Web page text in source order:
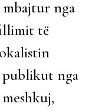
mbajtur nga
të
publikut nga